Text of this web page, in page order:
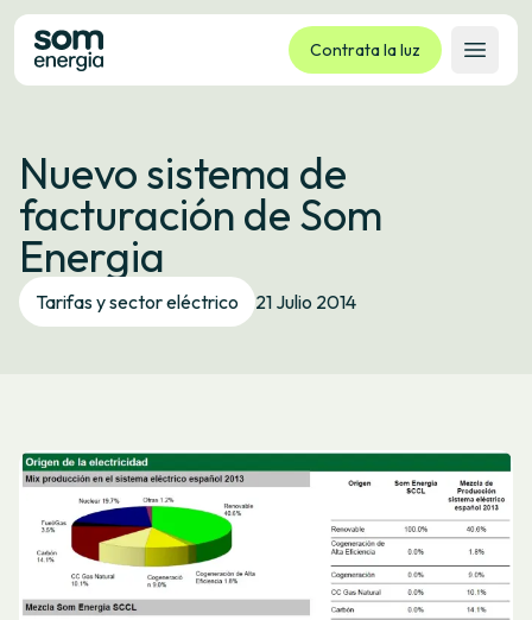
Contrata la luz
Abrir
Tarifas
Servicios
Empresas
La cooperativa
Contacto
Nuevo sistema de
facturación de Som
Energia
Tarifas y sector eléctrico 21 Julio 2014